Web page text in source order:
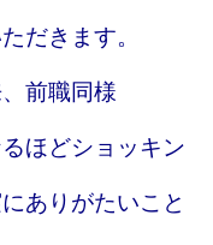
だきます。
、前職同様
ほどショッキン
ありがたいこと